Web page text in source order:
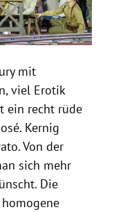
mit
viel Erotik
ein recht rüde
Kernig
Von der
sich mehr
Die